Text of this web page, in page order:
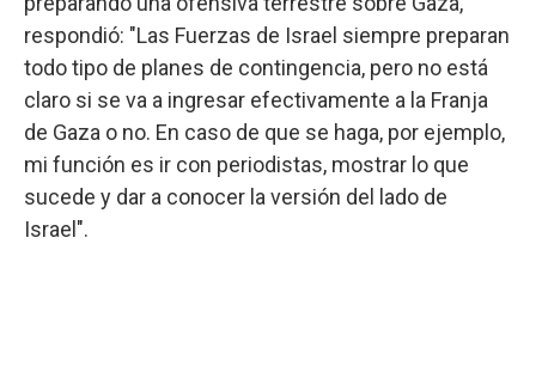
respondió: "Las Fuerzas de Israel siempre preparan
todo tipo de planes de contingencia, pero no está
claro si se va a ingresar efectivamente a la Franja
de Gaza o no. En caso de que se haga, por ejemplo,
mi función es ir con periodistas, mostrar lo que
sucede y dar a conocer la versión del lado de
Israel".